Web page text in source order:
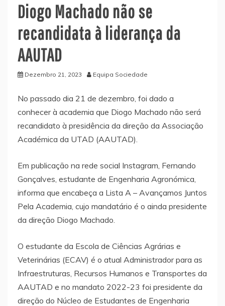
Diogo Machado não se
recandidata à liderança da
AAUTAD
Dezembro 21, 2023 Equipa Sociedade
No passado dia 21 de dezembro, foi dado a
conhecer à academia que Diogo Machado não será
recandidato à presidência da direção da Associação
Académica da UTAD (AAUTAD).
Em publicação na rede social Instagram, Fernando
Gonçalves, estudante de Engenharia Agronómica,
informa que encabeça a Lista A – Avançamos Juntos
Pela Academia, cujo mandatário é o ainda presidente
da direção Diogo Machado.
O estudante da Escola de Ciências Agrárias e
Veterinárias (ECAV) é o atual Administrador para as
Infraestruturas, Recursos Humanos e Transportes da
AAUTAD e no mandato 2022-23 foi presidente da
direção do Núcleo de Estudantes de Engenharia